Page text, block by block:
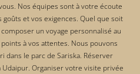
Nos équipes sont à votre écoute
et vos exigences. Quel que soit
un voyage personnalisé au
à vos attentes. Nous pouvons
dans le parc de Sariska. Réserver
Organiser votre visite privée